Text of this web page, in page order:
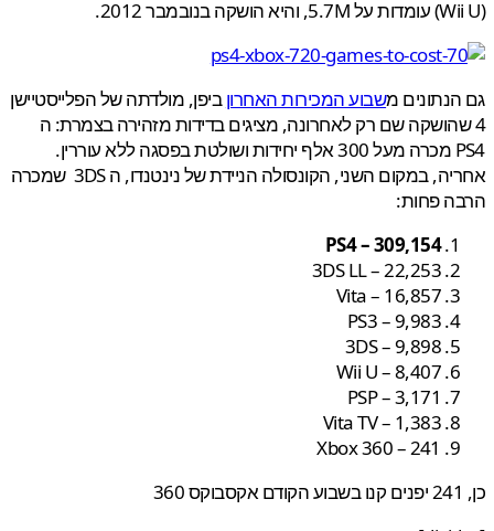
משבוע המכירות האחרוןביפן, מולדתה של הפלייסטיישן
שם רק לאחרונה, מציגים בדידות מזהירה בצמרת: ה
PS4 מכרה מעל 300 אלף יחידות ושולטת בפסגה ללא עוררין.
אחריה, במקום השני, הקונסולה הניידת של נינטנדו, ה 3DS שמכרה
פחות:
PS4 – 309,154
3DS LL – 22,253
Vita – 16,857
PS3 – 9,983
3DS – 9,898
Wii U – 8,407
PSP – 3,171
Vita TV – 1,383
Xbox 360 – 241